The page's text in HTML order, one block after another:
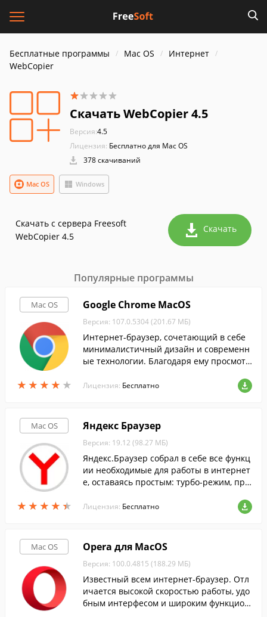
Бесплатные программы Mac OS
Интернет
WebCopier
Скачать WebCopier 4.5
Версия:4.5
Лицензия: Бесплатно для Mac OS
378 скачиваний
Windows
Mac OS
Скачать с сервера Freesoft
WebCopier 4.5
Скачать
Популярные программы
Mac OS
★ ★ ★ ★ ★
★ ★ ★ ★ ★
Google Chrome MacOS
Версия: 107.0.5304 (201.67 МБ)
Интернет-браузер, сочетающий в себе
минималистичный дизайн и современн
ые технологии. Благодаря ему просмотр
ым и легким.
Лицензия: Бесплатно
Mac OS
★ ★ ★ ★ ★
★ ★ ★ ★ ★
Яндекс Браузер
Версия: 19.12 (98.27 МБ)
Яндекс.Браузер собрал в себе все функц
ии необходимые для работы в интернет
е, оставаясь простым: турбо-режим, про
ус и многое другое...
Лицензия: Бесплатно
Mac OS Opera для MacOS
Версия: 100.0.4815 (188.29 МБ)
Известный всем интернет-браузер. Отл
ичается высокой скоростью работы, удо
бным интерфесом и широким функцион